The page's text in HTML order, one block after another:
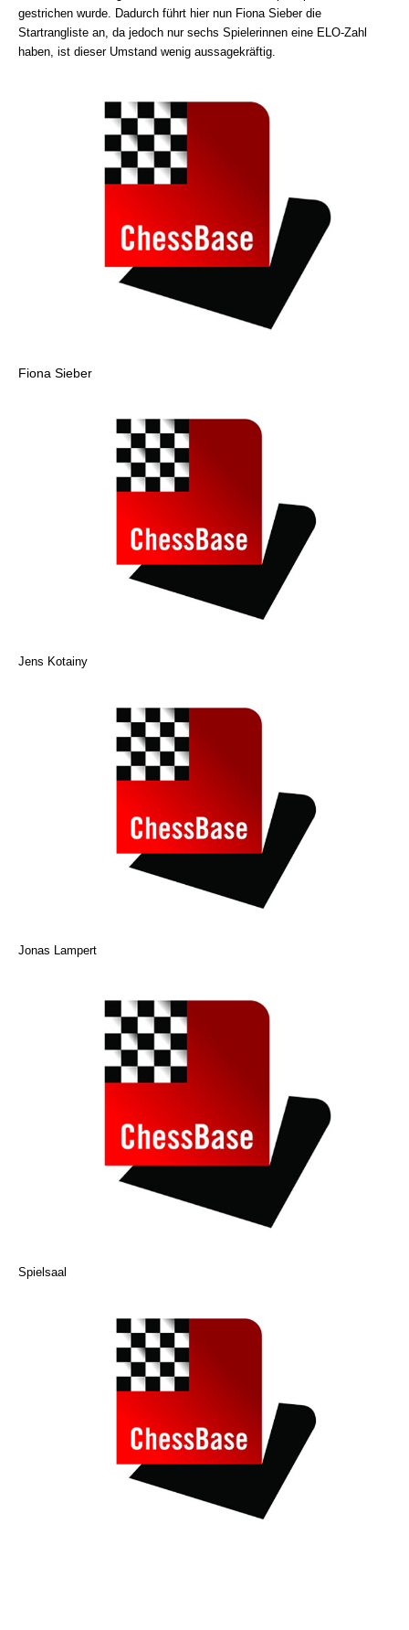
gestrichen wurde. Dadurch führt hier nun Fiona Sieber die
Startrangliste an, da jedoch nur sechs Spielerinnen eine ELO-Zahl
haben, ist dieser Umstand wenig aussagekräftig.
Fiona Sieber
Jens Kotainy
Jonas Lampert
Spielsaal